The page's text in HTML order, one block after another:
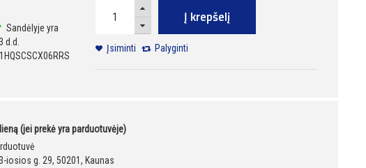
Sandėlyje yra
d.d.
Į krepšelį
Įsiminti Palyginti
(jei prekė yra parduotuvėje)
iosios g. 29, 50201, Kaunas